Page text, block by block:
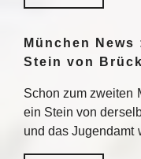
München
Stein von
Schon zum zweiten
ein Stein von
und das Jugendamt